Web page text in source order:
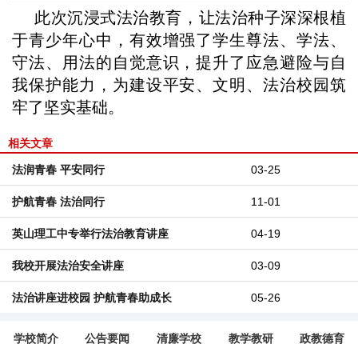
此次沉浸式法治教育，让法治种子深深根植
于青少年心中，有效增强了学生尊法、学法、
守法、用法的自觉意识，提升了应急避险与自
我保护能力，为建设平安、文明、法治校园筑
牢了坚实基础。
相关文章
03-25
法润青春 平安同行
11-01
护航青春 法治同行
04-19
英山理工中专举行法治教育讲座
03-09
我校开展法治安全讲座
05-26
法治讲座进校园 护航青春助成长
学校简介 公告要闻 清廉学校 教学教研 政教德育